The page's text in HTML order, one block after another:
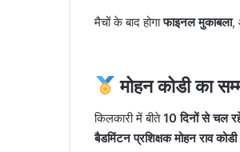
मैचों के बाद होगाफाइनल मुकाबला,
मोहन कोडी का
किलकारी में बीते10 दिनों से चल
बैडमिंटन प्रशिक्षक मोहन राव कोडी